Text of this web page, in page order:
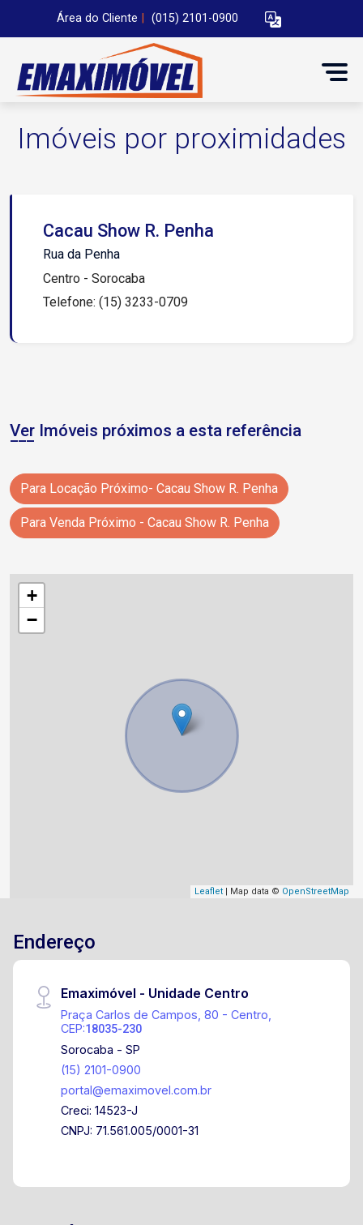
Área do Cliente (015) 2101-0900
Imóveis por proximidades
Cacau Show R. Penha
Rua da Penha
Centro - Sorocaba
Telefone: (15) 3233-0709
Ver Imóveis próximos a esta referência
Para Locação Próximo- Cacau Show R. Penha
Para Venda Próximo - Cacau Show R. Penha
+
−
Leaflet | Map data © OpenStreetMap
Endereço
Emaximóvel - Unidade Centro
Praça Carlos de Campos, 80 - Centro,
CEP:18035-230
Sorocaba - SP
(15) 2101-0900
portal@emaximovel.com.br
Creci: 14523-J
CNPJ: 71.561.005/0001-31